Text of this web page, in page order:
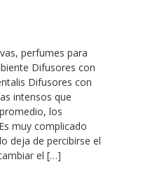
perfumes para
Difusores con
Difusores con
intensos que
los
muy complicado
deja de percibirse el
el […]